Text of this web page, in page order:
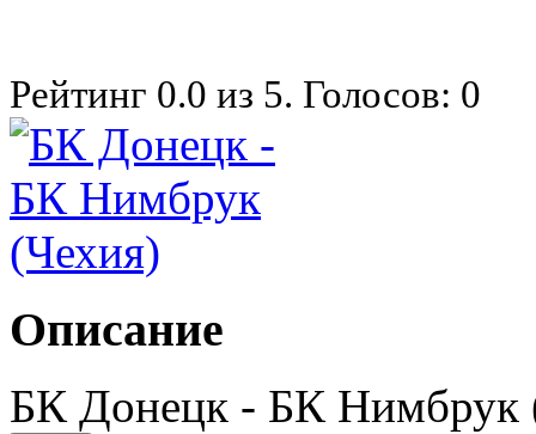
Рейтинг 0.0 из 5. Голосов: 0
Описание
БК Донецк - БК Нимбрук